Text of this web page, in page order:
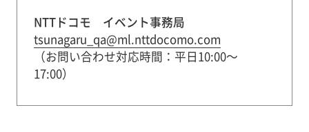
NTTドコモ イベント事務局
tsunagaru_qa@ml.nttdocomo.com
（お問い合わせ対応時間：平日10:00～
17:00）